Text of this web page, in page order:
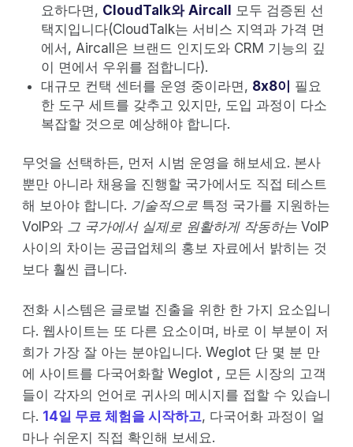
요하다면, CloudTalk와 Aircall 모두 검증된 선
택지입니다(CloudTalk는 서비스 지역과 가격 면
에서, Aircall은 브랜드 인지도와 CRM 기능의 깊
이 면에서 우위를 점합니다).
대규모 컨택 센터를 운영 중이라면, 8x8이 필요
한 도구 세트를 갖추고 있지만, 도입 과정이 다소
복잡할 것으로 예상해야 합니다.
무엇을 선택하든, 먼저 시범 운영을 해보세요. 본사
뿐만 아니라 채용을 진행할 국가에서도 직접 테스트
해 보아야 합니다. 기술적으로 특정 국가를 지원하는
VoIP와 그 국가에서 실제로 원활하게 작동하는 VoIP
사이의 차이는 공급업체의 홍보 자료에서 밝히는 것
보다 훨씬 큽니다.
전화 시스템은 글로벌 진출을 위한 한 가지 요소입니
다. 웹사이트는 또 다른 요소이며, 바로 이 부분이 저
희가 가장 잘 아는 분야입니다. Weglot 단 몇 분 만
에 사이트를 다국어화할 Weglot , 모든 시장의 고객
들이 각자의 언어로 귀사의 메시지를 접할 수 있습니
다. 14일 무료 체험을 시작하고, 다국어화 과정이 얼
마나 쉬운지 직접 확인해 보세요.